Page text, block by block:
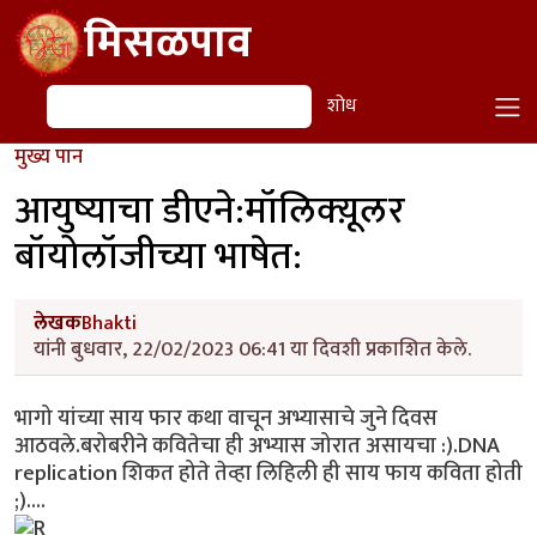
Skip to main contentमिसळपाव
शोध शोध
मुख्य पान
आयुष्याचा डीएने:मॉलिक्य़ूलर
बॉयोलॉजीच्या भाषेत:
लेखकBhakti
यांनी बुधवार, 22/02/2023 06:41 या दिवशी प्रकाशित केले.
भागो यांच्या साय फार कथा वाचून अभ्यासाचे जुने दिवस
आठवले.बरोबरीने कवितेचा ही अभ्यास जोरात असायचा :).DNA
replication शिकत होते तेव्हा लिहिली ही साय फाय कविता होती
;)....